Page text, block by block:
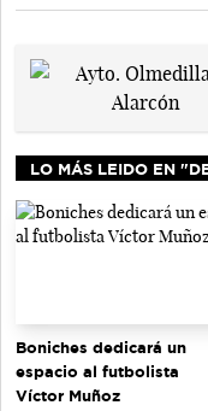
LO MÁS LEIDO EN
Boniches dedicará un
espacio al futbolista
Víctor Muñoz